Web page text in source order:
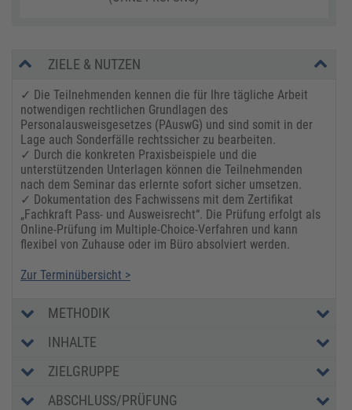
ZIELE & NUTZEN
✓ Die Teilnehmenden kennen die für Ihre tägliche Arbeit
notwendigen rechtlichen Grundlagen des
Personalausweisgesetzes (PAuswG) und sind somit in der
Lage auch Sonderfälle rechtssicher zu bearbeiten.
✓ Durch die konkreten Praxisbeispiele und die
unterstützenden Unterlagen können die Teilnehmenden
nach dem Seminar das erlernte sofort sicher umsetzen.
✓ Dokumentation des Fachwissens mit dem Zertifikat
„Fachkraft Pass- und Ausweisrecht“. Die Prüfung erfolgt als
Online-Prüfung im Multiple-Choice-Verfahren und kann
flexibel von Zuhause oder im Büro absolviert werden.
Zur Terminübersicht >
METHODIK
INHALTE
ZIELGRUPPE
ABSCHLUSS/PRÜFUNG